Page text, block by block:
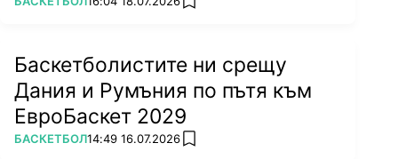
add favorites
Баскетболистите ни срещу
Дания и Румъния по пътя към
ЕвроБаскет 2029
ПОВЕЧЕ ОТ
БАСКЕТБОЛ14:49 16.07.2026 add favorites